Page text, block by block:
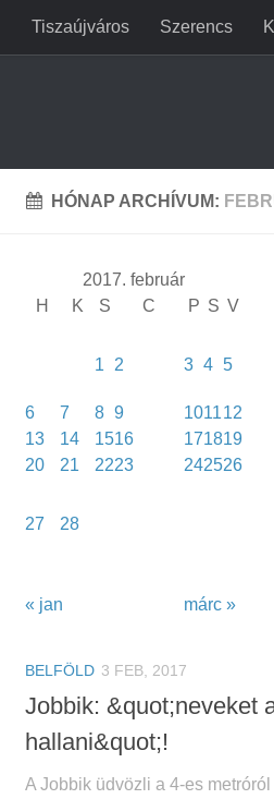
Tiszaújváros Szerencs
HÓNAP ARCHÍVUM:
2017. február
H
K S C P S V
« jan márc »
1 2 3 4 5
6 7 8 9 101112
13
14 1516 171819
20
21 2223 242526
27 28
BELFÖLD 3 FEB, 2017
Jobbik: &quot;neveket
hallani&quot;!
A Jobbik üdvözli a 4-es